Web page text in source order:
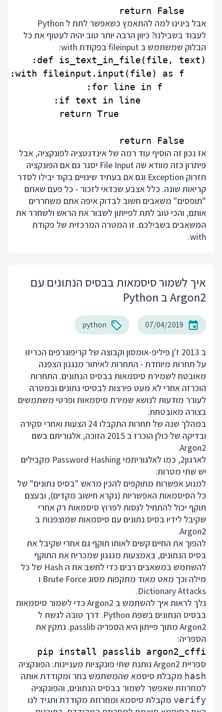
אבל בינינו למה להתאמץ כשאפשר לתת ל Python
לעבוד בשבילנו? כיוון הרבה יותר טוב יהיה לעטוף את כל
הבלוק שמשתמש ב fileinput בפקודת with:
אז נכון זה הוסיף עוד רמה של אינדנטציה לפונקציה, אבל
פיתרון כזה מוודא שה File Input יסגר גם אם הפונקציה
תזרוק Exception וגם אם בעתיד שינויים בקוד יבילו לסדר
קריאות שונה. כלל אצבע שכדאי לזכור - כל פעם שאתם
"תופסים" משאבים חשוב לבדוק איפה אתם משחררים
אותם, והכי טוב לתת לפייתון לשבור את הראש ולשחרר את
המשאבים בשבילכם. זו המטרה המרכזית של פקודת
with.
איך לשמור סיסמאות בבסיס הנתונים עם
Argon2 ב Python
07/04/2019
python
ב 2013 ז'ן פיליפ-אומסון וקבוצה של קריפוגרפים הכריזו
על תחרות מיוחדת - התחרות לאיתור מנגנון הצפנה
מאובטח לשמירת סיסמאות בבסיס הנתונים. התחרות
הוכרזה אחרי לא מעט פירצות לבסיסי נתונים ובמטרה
לעורר מודעות לנושא שמירת סיסמאות ופרטי משתמשים
בצורה מאובטחת.
במהלך שנה של תחרות התקבלו 24 הצעות ואחרי סקירה
ובדיקה של כולן הוכרז ב 2015 הזוכה, אלגוריתם בשם
Argon2.
לארגון2, כמו לאלגוריתמי Password Hashing מקבילים
יש שתי מטרות:
למנוע אפשרות מתוקפים להכין מראש "בסיס נתונים" של
כל הסיסמאות האפשריות (נקרא חישוב מקדים), ובעצם
תוקף יכול להתחיל לנסות לפרוץ סיסמאות רק אחרי
שקיבל לידיו בסיס נתונים עם סיסמאות שמוצפנות ב
Argon2.
להפוך את החיים קשים לאותו תוקף גם אחרי שקיבל את
בסיס הנתונים, באמצעות מנגנון שמכריח את התוקף
להשתמש במשאבים רבים כדי לחשב את ה Hash של כל
מילה וכך מאט מאוד מתקפות מסוג Brute Force ו
Dictionary Attacks.
נלך לראות איך להשתמש ב Argon2 כדי לשמור סיסמאות
בבסיס הנתונים בשפת Python. דרך טובה לגשת ל
Argon2 מתוך פייתון היא הספריה passlib. נתקין את
הספריה:
pip install passlib argon2_cffi
ספריית Argon2 נותנת שתי פונקציות מעניינות: הפונקציה
hash מקבלת סיסמא שהמשתמש בחר ומקודדת אותה
למחרוזת שאפשר לשמור בבסיס הנתונים, והפונקציה
verify מקבלת סיסמא ומחרוזת מקודדת ותגיד לנו